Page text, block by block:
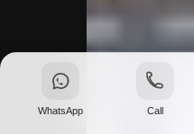
WhatsApp Call